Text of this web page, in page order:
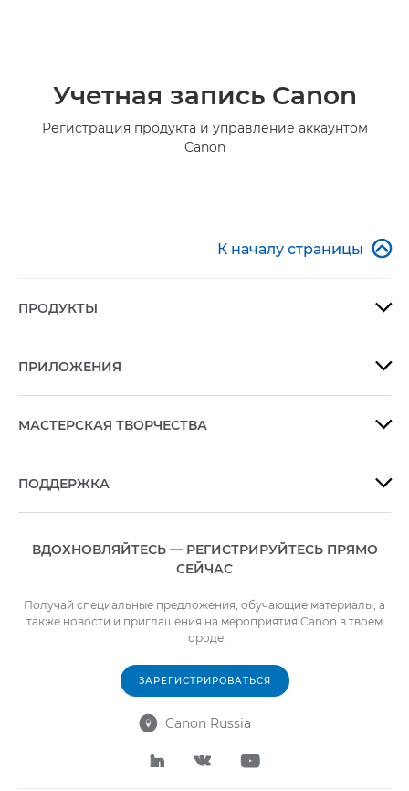
Учетная запись Canon
Регистрация продукта и управление аккаунтом
Canon
К началу страницы 
ПРОДУКТЫ 
ПРИЛОЖЕНИЯ 
МАСТЕРСКАЯ ТВОРЧЕСТВА 
ПОДДЕРЖКА 
ВДОХНОВЛЯЙТЕСЬ — РЕГИСТРИРУЙТЕСЬ ПРЯМО
СЕЙЧАС
Получай специальные предложения, обучающие материалы, а
также новости и приглашения на мероприятия Canon в твоем
городе.
ЗАРЕГИСТРИРОВАТЬСЯ
 Canon Russia
  